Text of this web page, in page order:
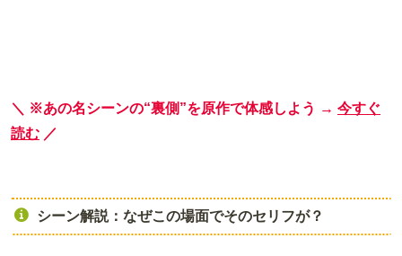
＼ ※あの名シーンの“裏側”を原作で体感しよう → 今すぐ
読む ／
シーン解説：なぜこの場面でそのセリフが？